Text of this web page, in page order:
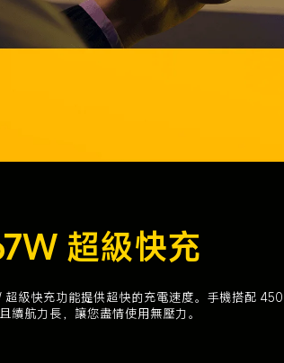
超級快充
級快充功能提供超快的充電速度。手機搭配
續航力長，讓您盡情使用無壓力。